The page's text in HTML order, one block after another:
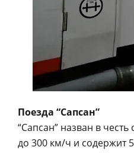
Поезда “Сапсан”
“Сапсан” назван в
до 300 км/ч и содержит